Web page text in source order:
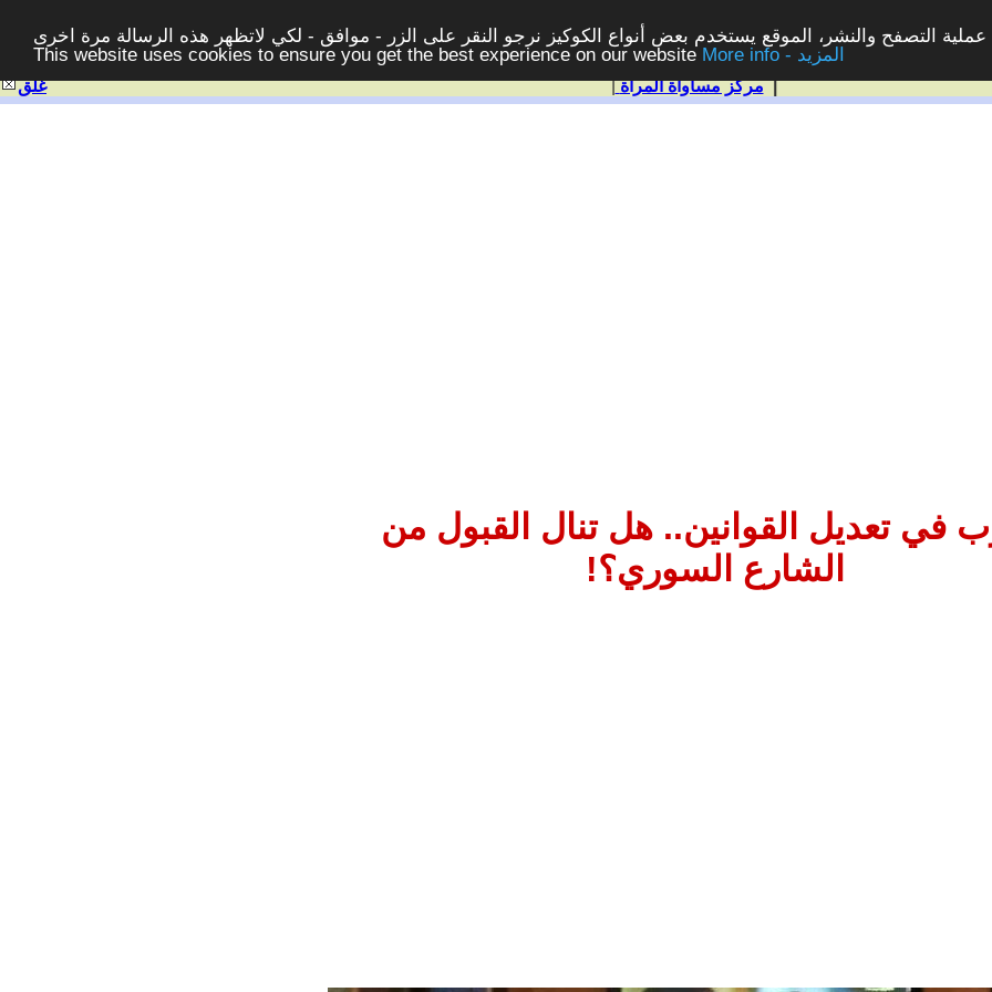
التصفح والنشر، الموقع يستخدم بعض أنواع الكوكيز نرجو النقر على الزر - موافق - لكي لاتظهر هذه الرسالة مرة اخرى -
This website uses cookies to ensure you get the best experience on our website
More info - المزيد
غلق | مركز مساواة المرأة|
في تعديل القوانين.. هل تنال القبول من
الشارع السوري؟!